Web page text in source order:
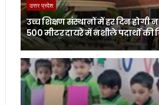
उत्तर प्रदेश
उच्च शिक्षण संस्थानों में हर दिन होगी
500 मीटर दायरे में नशीले पदार्थों की